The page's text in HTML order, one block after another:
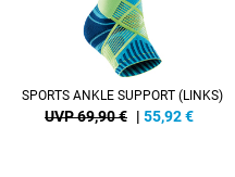
SPORTS ANKLE SUPPORT (LINKS)
UVP 69,90 € | 55,92€